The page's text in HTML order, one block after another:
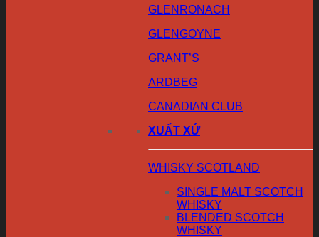
GLENRONACH
GLENGOYNE
GRANT’S
ARDBEG
CANADIAN CLUB
XUẤT XỨ
WHISKY SCOTLAND
SINGLE MALT SCOTCH
WHISKY
BLENDED SCOTCH
WHISKY